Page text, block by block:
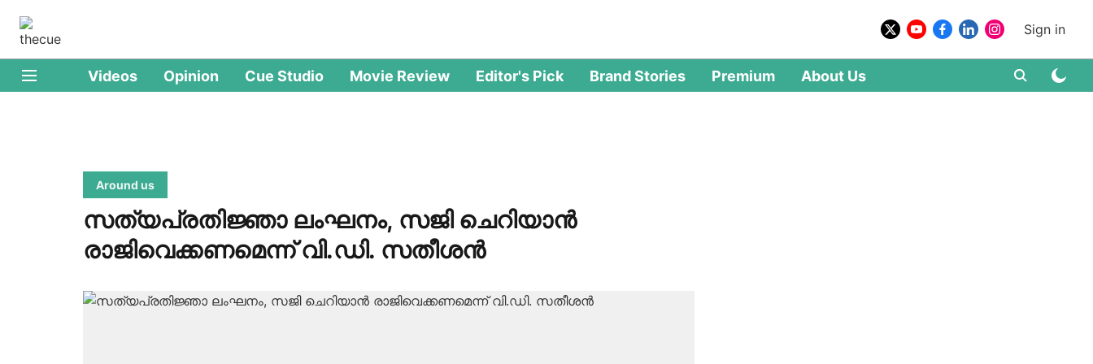
Sign in
Videos Opinion Cue Studio Movie Review Editor's Pick Brand Stories Premium About Us
Around us
സത്യപ്രതിജ്ഞാ ലംഘനം, സജി ചെറിയാന്‍
രാജിവെക്കണമെന്ന് വി.ഡി. സതീശന്‍